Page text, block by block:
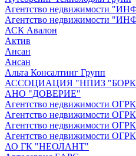
Агентство недвижимости
Агентство недвижимости
АСК Авалон
Актив
Ансан
Ансан
Альта Консалтинг Групп
АССОЦИАЦИЯ "НПИЗ
АНО "ДОВЕРИЕ"
Агентство недвижимости ОГРК
Агентство недвижимости ОГРК
Агентство недвижимости ОГРК
Агентство недвижимости ОГРК
АО ГК "НЕОЛАНТ"